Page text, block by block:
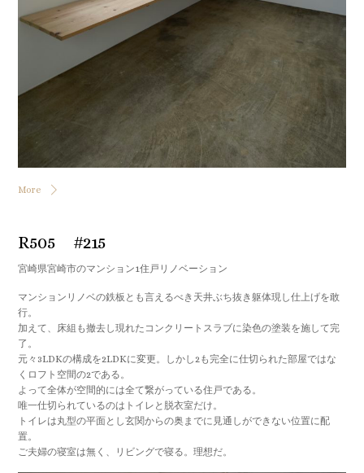
More
R505 #215
宮崎県宮崎市のマンション1住戸リノベーション
マンションリノベの鉄板とも言えるべき天井ぶち抜き躯体現し仕上げを敢
行。
加えて、床組も撤去し現れたコンクリートスラブに染色の塗装を施して完
了。
元々3LDKの構成を2LDKに変更。しかし2も完全に仕切られた部屋ではな
くロフト空間の2である。
よって全体が空間的には全て繋がっている住戸である。
唯一仕切られているのはトイレと脱衣室だけ。
トイレは丸型の平面とし玄関からの奥までに見通しができない位置に配
置。
ご夫婦の寝室は無く、リビングで寝る。理想だ。